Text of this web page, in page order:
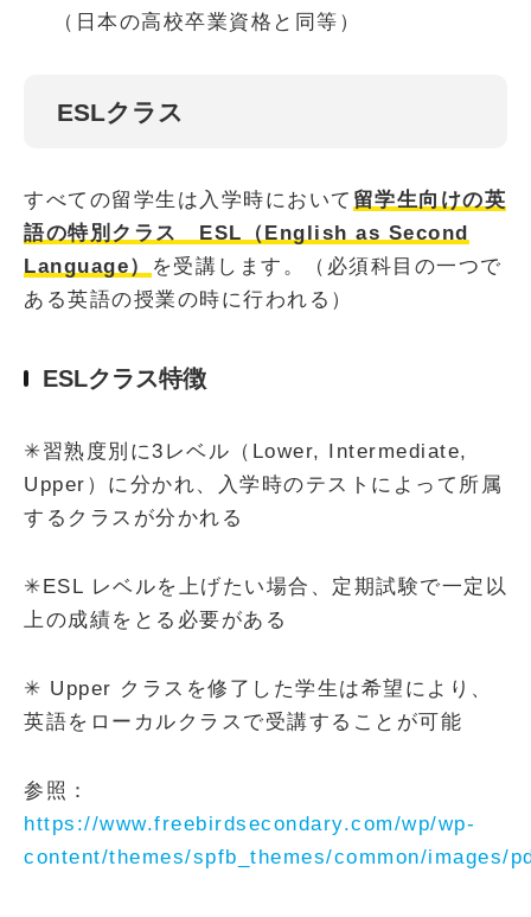
（日本の高校卒業資格と同等）
ESLクラス
すべての留学生は入学時において 留学生向けの英
語の特別クラス ESL（English as Second
Language）
を受講します。（必須科目の一つで
ある英語の授業の時に行われる）
ESLクラス特徴
✳︎習熟度別に3レベル（Lower, Intermediate,
Upper）に分かれ、入学時のテストによって所属
するクラスが分かれる
✳︎ESL レベルを上げたい場合、定期試験で一定以
上の成績をとる必要がある
✳︎ Upper クラスを修了した学生は希望により、
英語をローカルクラスで受講することが可能
参照：
https://www.freebirdsecondary.com/wp/wp-
content/themes/spfb_themes/common/images/